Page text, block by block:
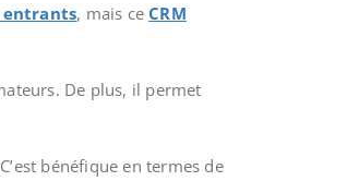
entrants, mais ce CRM
De plus, il permet
bénéfique en termes de